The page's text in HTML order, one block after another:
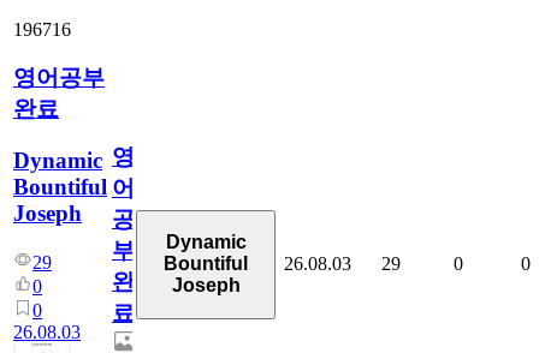
196716
영어공부
완료
Dynamic
Bountiful
Joseph
29
0
0
26.08.03
영
어
공
부
완
료
Dynamic
Bountiful
Joseph
26.08.03 29 0 0